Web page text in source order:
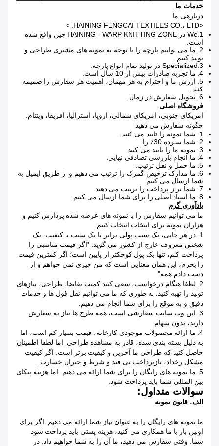
خدمات ما
دربارهی ما
<HAINING FENGCAI TEXTILES CO.، LTD. >
1.We در HAINING - WARP KNITTING ZONE چین واقع شده
است.
2. ما می توانیم پارچه را با توجه به نمونه های مشتری طراحی و
تولید کنیم.
3.Specialized در تولید تمام انواع پارچه.
4. ما تجربه صادرات بیش از 10 سال است.
5. ارزش ما و احترام به هر مهمان، اهمیت هر سفارش را ضمیمه
کنید.
6. تحویل سفارش در زمان.
فروشگاه اصلی
آمریکای جنوبی، آمریکای شمالی، اروپا، استرالیا، آفریقا، ویتنام.
چگونه سفارش می دهید
1. شما نمونه را تایید می کنید.
2. شما سپرده 30٪ را.
3. نمونه ما را تایید می کنید
4. ما انجام بازرسی تصادفی نهایی.
5. ما حمل و نقل ترتیب.
6. ما مدارک ترخیص گمرک را ترتیب می دهیم و از طریق ایمیل به
شما ارسال می کنیم.
7. شما تراز پرداخت را ترتیب می دهید.
8. ما اسناد اصلی را برای شما ارسال می کنیم.
یادآوری گرم
ما می توانیم سفارش را با نمونه های عرضه شده پردازش کنیم و
هزاران نمونه برای انتخاب انتخاب کنیم:
1. در هر جایی، یک سنت پولی برابر با یک سنت با کیفیت، یک
شخص معروف خارج از کشور می گوید: "اگر قیمت مناسبی را
پرداخت کنم، تنها یک پول کوچکتر از پایین است؛ اگر کمترین قیمت
را بخرم، این همان معنایی است که من چیزی نمی خواهم و از
دست دادم همه".
2. لطفا هنگام درخواست، سعی کنید کمیت تقاضا، طراحی، نیازهای
تولید را تهیه کنید. به طوری که ما می توانیم نقل قول ها و خدمات
دقیق و به موقع را برای شما انجام می دهیم.
3. این وب سایت سفارشی است، همه طرح ها نیاز به سفارش
دارند، بدون سهام.
4. ما ارائه محصولات موجودی کارخانه، قیمت بسیار کم است، اما
به دلیل بسته بندی شده، قادر به مشاهده طراحی. اما لطفا اطمینان
حاصل کنید که طراحی ما آخرین و کیفیت برتر است. اگر کیفیت
مشکل رخداد، بازپرداخت بی قید و شرط و جبران خسارت.
5. ما نمونه های رایگان را برای شما ارائه می دهیم. اما هزینه پیکای
بین المللی شما باید پرداخت شود.
سوالات متداول:
الف: قانون نمونه
ما نمونه های رایگان را به عنوان نیاز شما ارائه می دهیم. اگر برای
اولین بار با ما همکاری می کنید، هزینه پستی باید پرداخت شود
شما. وقتی سفارش می دهید، ما آن را به شما خواهیم داد. در